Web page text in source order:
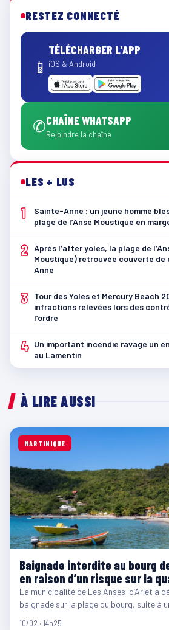
RESTEZ CONNECTÉ
📱
TÉLÉCHARGER L'APP
iOS & Android
✆CHAÎNE WHATSAPP
Rejoindre la chaîne
LES + LUS
1
Sainte-Anne : un jeune homme
plage de l’Anse Moustique en
2 Après l’after yoles, la plage de
Moustique) retrouvée couverte
Anne
3
Tour des Yoles et Mercury Beach
infractions relevées lors des
l’ordre
4 Un important incendie ravage un
au Lamentin
À LIRE AUSSI
MARTINIQUE
Baignade interdite au bourg
en raison d’un risque sur la
La municipalité de Les Anses-d’Arlet a
baignade sur la plage du bourg, suite à
10/02 · 14h25